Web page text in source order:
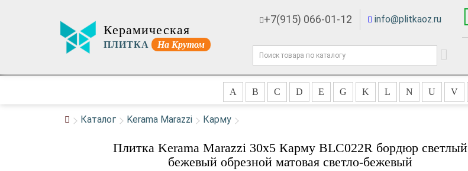
Керамическая
ПЛИТКА На Крутом
+7(915) 066-01-12 info@plitkaoz.ru
A B C D E G K L N U V
Каталог Kerama Marazzi Карму
Плитка Kerama Marazzi 30x5 Карму BLC022R бордюр светлый
бежевый обрезной матовая светло-бежевый